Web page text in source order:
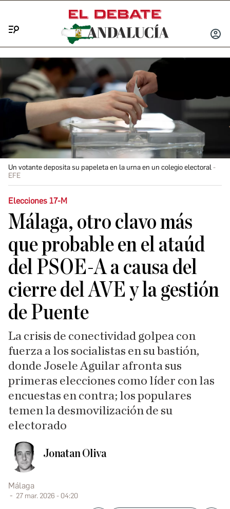
INICIAR
Un votante deposita su papeleta en la urna en un colegio electoral
EFE
Elecciones 17-M
Málaga, otro clavo más
que probable en el ataúd
del PSOE-A a causa del
cierre del AVE y la gestión
de Puente
La crisis de conectividad golpea con
fuerza a los socialistas en su bastión,
donde Josele Aguilar afronta sus
primeras elecciones como líder con las
encuestas en contra; los populares
temen la desmovilización de su
electorado
Jonatan Oliva
Málaga
27 mar. 2026 - 04:20